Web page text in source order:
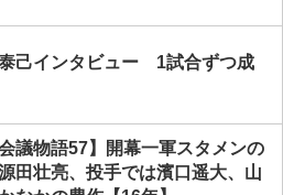
己インタビュー 1試合ずつ成
会議物語57】開幕一軍スタメンの
田壮亮、投手では濱口遥大、山